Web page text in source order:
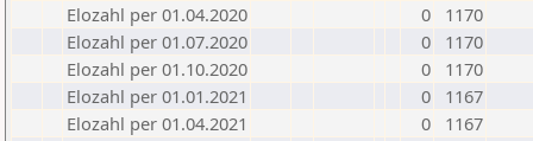
Elozahl per 01.04.2020
0
1170
Elozahl per 01.07.2020
0
1170
Elozahl per 01.10.2020
0
1170
Elozahl per 01.01.2021
0
1167
Elozahl per 01.04.2021
0
1167